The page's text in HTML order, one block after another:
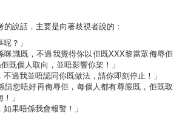
說話，主要是向著歧視者說的：
？」
咪識既，不過我覺得你以佢既XXX黎當眾侮辱佢
既個人取向，並唔影響你架！」
不過我並唔認同你既做法，請你即刻停止！」
請您唔好再侮辱佢，每個人都有尊嚴既，佢既取
」
如果唔係我會報警！」